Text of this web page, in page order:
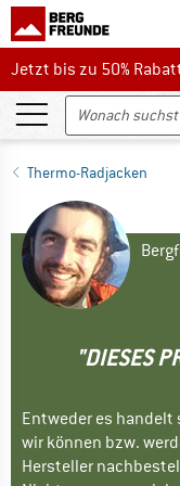
Jetzt bis zu 50% Rabatt
Jetzt bis zu 50%
Thermo-Radjacken
"DIESES
Entweder es handelt
wir können bzw.
Hersteller